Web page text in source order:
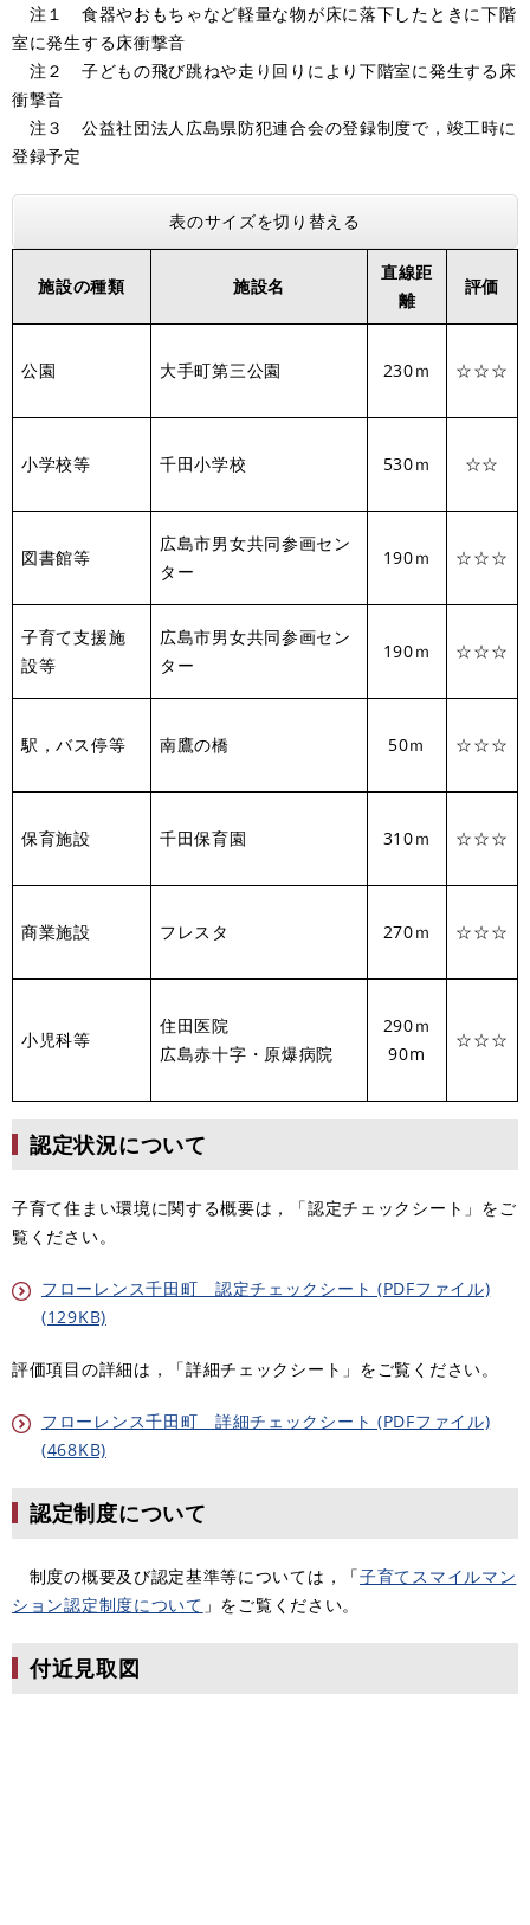
注１ 食器やおもちゃなど軽量な物が床に落下したときに下階
室に発生する床衝撃音
注２ 子どもの飛び跳ねや走り回りにより下階室に発生する床
衝撃音
注３ 公益社団法人広島県防犯連合会の登録制度で，竣工時に
登録予定
表のサイズを切り替える
施設の種類 施設名
直線距
離
評価
公園 大手町第三公園 230ｍ ☆☆☆
小学校等 千田小学校 530ｍ ☆☆
図書館等
広島市男女共同参画セン
ター
190ｍ ☆☆☆
子育て支援施
設等
広島市男女共同参画セン
ター
190ｍ ☆☆☆
駅，バス停等 南鷹の橋 50ｍ ☆☆☆
保育施設 千田保育園 310ｍ ☆☆☆
商業施設 フレスタ 270ｍ ☆☆☆
小児科等
住田医院
広島赤十字・原爆病院
290ｍ
90m
☆☆☆
認定状況について
子育て住まい環境に関する概要は，「認定チェックシート」をご
覧ください。
フローレンス千田町 認定チェックシート (PDFファイル)
(129KB)
評価項目の詳細は，「詳細チェックシート」をご覧ください。
フローレンス千田町 詳細チェックシート (PDFファイル)
(468KB)
認定制度について
制度の概要及び認定基準等については，「子育てスマイルマン
ション認定制度について 」をご覧ください。
付近見取図